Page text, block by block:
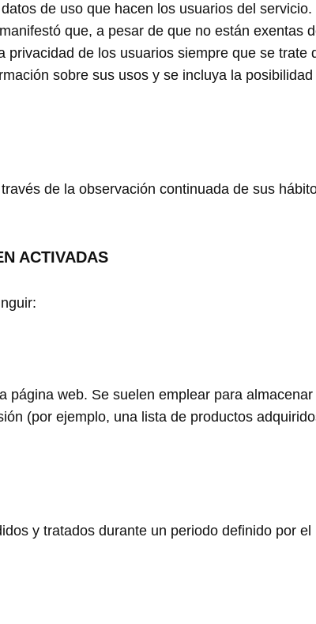
de uso que hacen los usuarios del servicio.
que, a pesar de que no están exentas
de los usuarios siempre que se trate
sobre sus usos y se incluya la
de la observación continuada de sus
ACTIVADAS
web. Se suelen emplear para
(por ejemplo, una lista de productos
y tratados durante un periodo definido por